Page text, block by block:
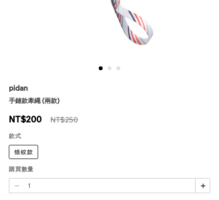
pidan
手鏈款牽繩 (兩款)
NT$200 NT$250
款式
條紋款
購買數量